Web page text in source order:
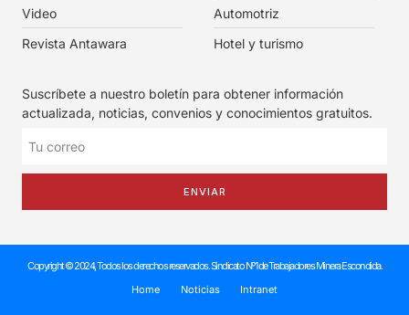
Video
Revista Antawara
Automotriz
Hotel y turismo
Suscríbete a nuestro boletín para obtener información
actualizada, noticias, convenios y conocimientos gratuitos.
ENVIAR
Copyright © 2024, Todos los derechos reservados. Sindicato Nº1 de Trabajadores Minera Escondida.
Home
Noticias Intranet